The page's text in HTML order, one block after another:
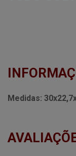
Medidas: